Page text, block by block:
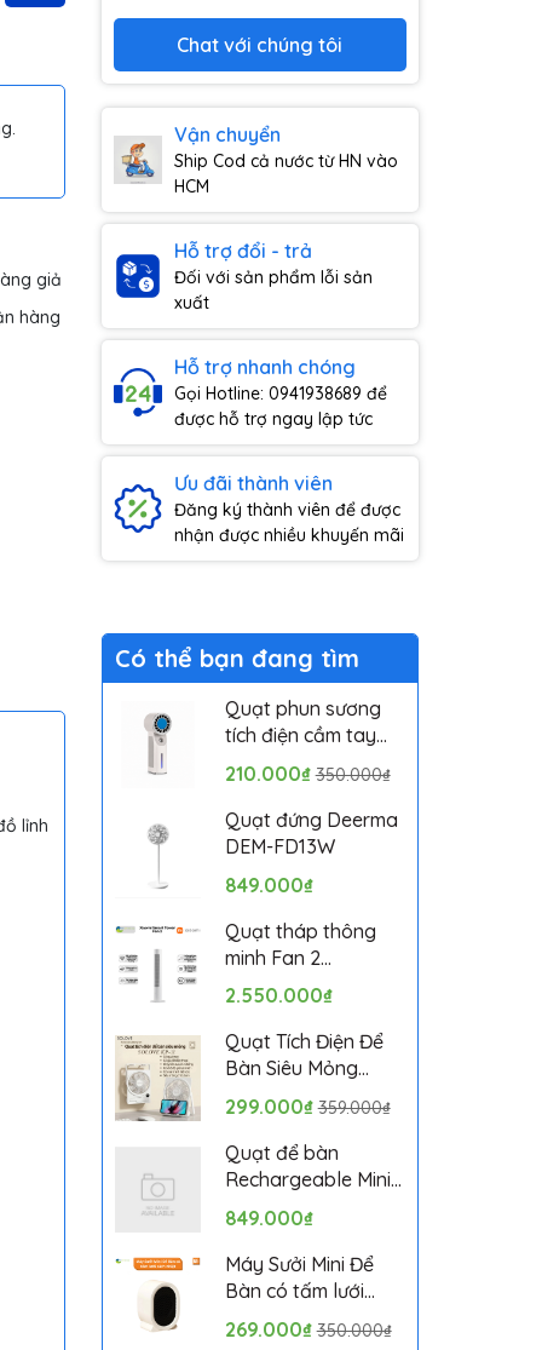
giả
hàng
Chat với chúng tôi
Vận chuyển
Ship Cod cả nước từ HN vào
HCM
Hỗ trợ đổi - trả
Đối với sản phẩm lỗi sản
xuất
Hỗ trợ nhanh chóng
Gọi Hotline: 0941938689 để
được hỗ trợ ngay lập tức
Ưu đãi thành viên
Đăng ký thành viên để được
nhận được nhiều khuyến mãi
lỉnh
Có thể bạn đang tìm
Quạt phun sương
tích điện cầm tay
mini có sò lạnh
Solove MLS6212B -
Bảo hành 1 tháng
210.000₫ 350.000₫
Quạt đứng Deerma
DEM-FD13W
849.000₫
Quạt tháp thông
minh Fan 2
BPTS02DMU bản
quốc tế
2.550.000₫
Quạt Tích Điện Để
Bàn Siêu Mỏng
SOLOVE KP-11 với 6
Cấp Độ Gió, Màn
Hình LCD, Tích Hợp
Giá Đỡ Điện Thoại
299.000₫ 359.000₫
Quạt để bàn
Rechargeable Mini
Fan ZMYDFS01DM
849.000₫
Máy Sưởi Mini Để
Bàn có tấm lưới
cách nhiệt an toàn,
Quạt Sưởi Ấm Mini
269.000₫ 350.000₫